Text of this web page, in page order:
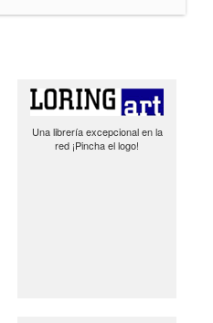
Una librería excepcional en la
red ¡Pincha el logo!